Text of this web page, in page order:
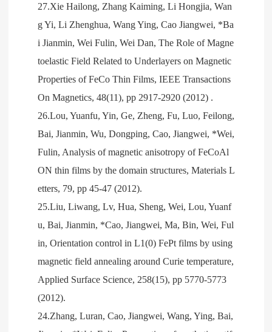
27.Xie Hailong, Zhang Kaiming, Li Hongjia, Wan
g Yi, Li Zhenghua, Wang Ying, Cao Jiangwei, *Ba
i Jianmin, Wei Fulin, Wei Dan, The Role of Magne
toelastic Field Related to Underlayers on Magnetic
Properties of FeCo Thin Films, IEEE Transactions
On Magnetics, 48(11), pp 2917-2920 (2012) .
26.Lou, Yuanfu, Yin, Ge, Zheng, Fu, Luo, Feilong,
Bai, Jianmin, Wu, Dongping, Cao, Jiangwei, *Wei,
Fulin, Analysis of magnetic anisotropy of FeCoAl
ON thin films by the domain structures, Materials L
etters, 79, pp 45-47 (2012).
25.Liu, Liwang, Lv, Hua, Sheng, Wei, Lou, Yuanf
u, Bai, Jianmin, *Cao, Jiangwei, Ma, Bin, Wei, Ful
in, Orientation control in L1(0) FePt films by using
magnetic field annealing around Curie temperature,
Applied Surface Science, 258(15), pp 5770-5773
(2012).
24.Zhang, Luran, Cao, Jiangwei, Wang, Ying, Bai,